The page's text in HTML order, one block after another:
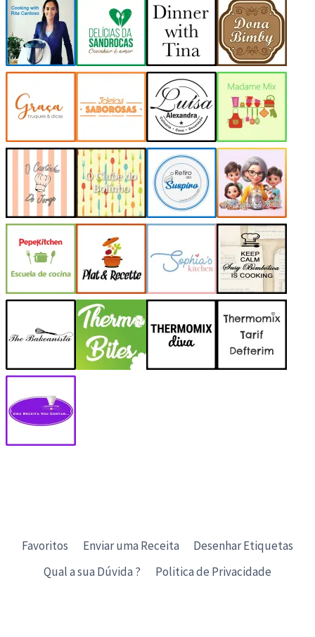
Favoritos Enviar uma Receita
Desenhar Etiquetas
Qual a sua Dúvida ?
Politica de Privacidade